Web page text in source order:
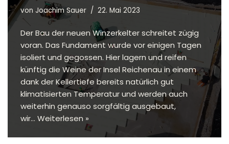
von Joachim Sauer 22. Mai 2023
Der Bau der neuen Winzerkelter schreitet zügig
voran. Das Fundament wurde vor einigen Tagen
isoliert und gegossen. Hier lagern und reifen
künftig die Weine der Insel Reichenau in einem
dank der Kellertiefe bereits natürlich gut
klimatisierten Temperatur und werden auch
weiterhin genauso sorgfältig ausgebaut,
wir… Weiterlesen »